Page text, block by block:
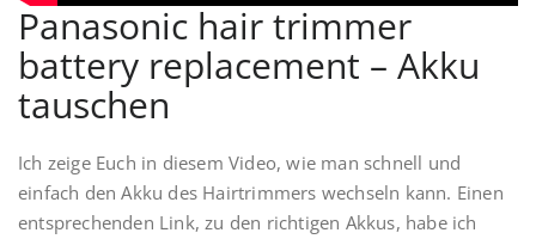
Panasonic hair trimmer
battery replacement – Akku
tauschen
Ich zeige Euch in diesem Video, wie man schnell und
einfach den Akku des Hairtrimmers wechseln kann. Einen
entsprechenden Link, zu den richtigen Akkus, habe ich